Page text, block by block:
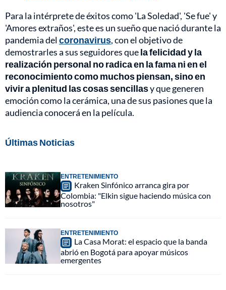
Para la intérprete de éxitos como 'La Soledad', 'Se fue' y
'Amores extraños', este es un sueño que nació durante la
pandemia delcoronavirus, con el objetivo de
demostrarles a sus seguidores quela felicidad y la
realización personal no radica en la fama ni en el
reconocimiento como muchos piensan, sino en
vivir a plenitud las cosas sencillasy que generen
emoción como la cerámica, una de sus pasiones que la
audiencia conocerá en la película.
Últimas Noticias
ENTRETENIMIENTO
Kraken Sinfónico arranca gira por
Colombia: "Elkin sigue haciendo música con
nosotros"
ENTRETENIMIENTO
La Casa Morat: el espacio que la banda
abrió en Bogotá para apoyar músicos
emergentes